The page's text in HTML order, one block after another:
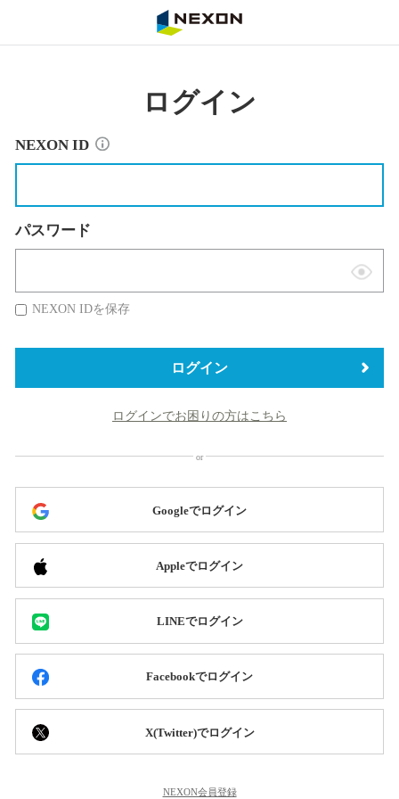
ログイン
NEXON ID
パスワード
表
替
NEXON IDを保存
ログイン
ログインでお困りの方はこちら
Googleでログイン
Appleでログイン
LINEでログイン
Facebookでログイン
X(Twitter)でログイン
NEXON会員登録